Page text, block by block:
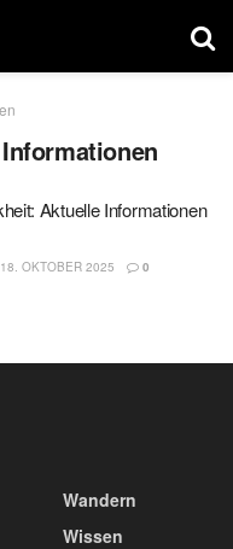
Aktuelle Informationen
18. OKTOBER 2025 0
Wandern
Wissen